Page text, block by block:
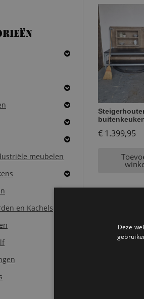
meubelen
en Kachels
€1.399,95
Deze